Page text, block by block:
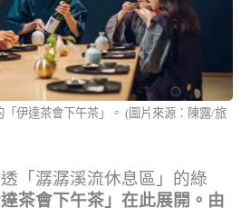
伊達茶會下午茶」。 (圖片來源：陳露/旅
「潺潺溪流休息區」的綠
茶會下午茶」在此展開。由